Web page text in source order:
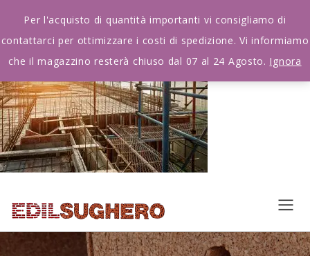
Per l'acquisto di quantità importanti vi consigliamo di
contattarci per ottimizzare i costi di spedizione. Vi informiamo
che il magazzino resterà chiuso dal 07 al 24 Agosto. Ignora